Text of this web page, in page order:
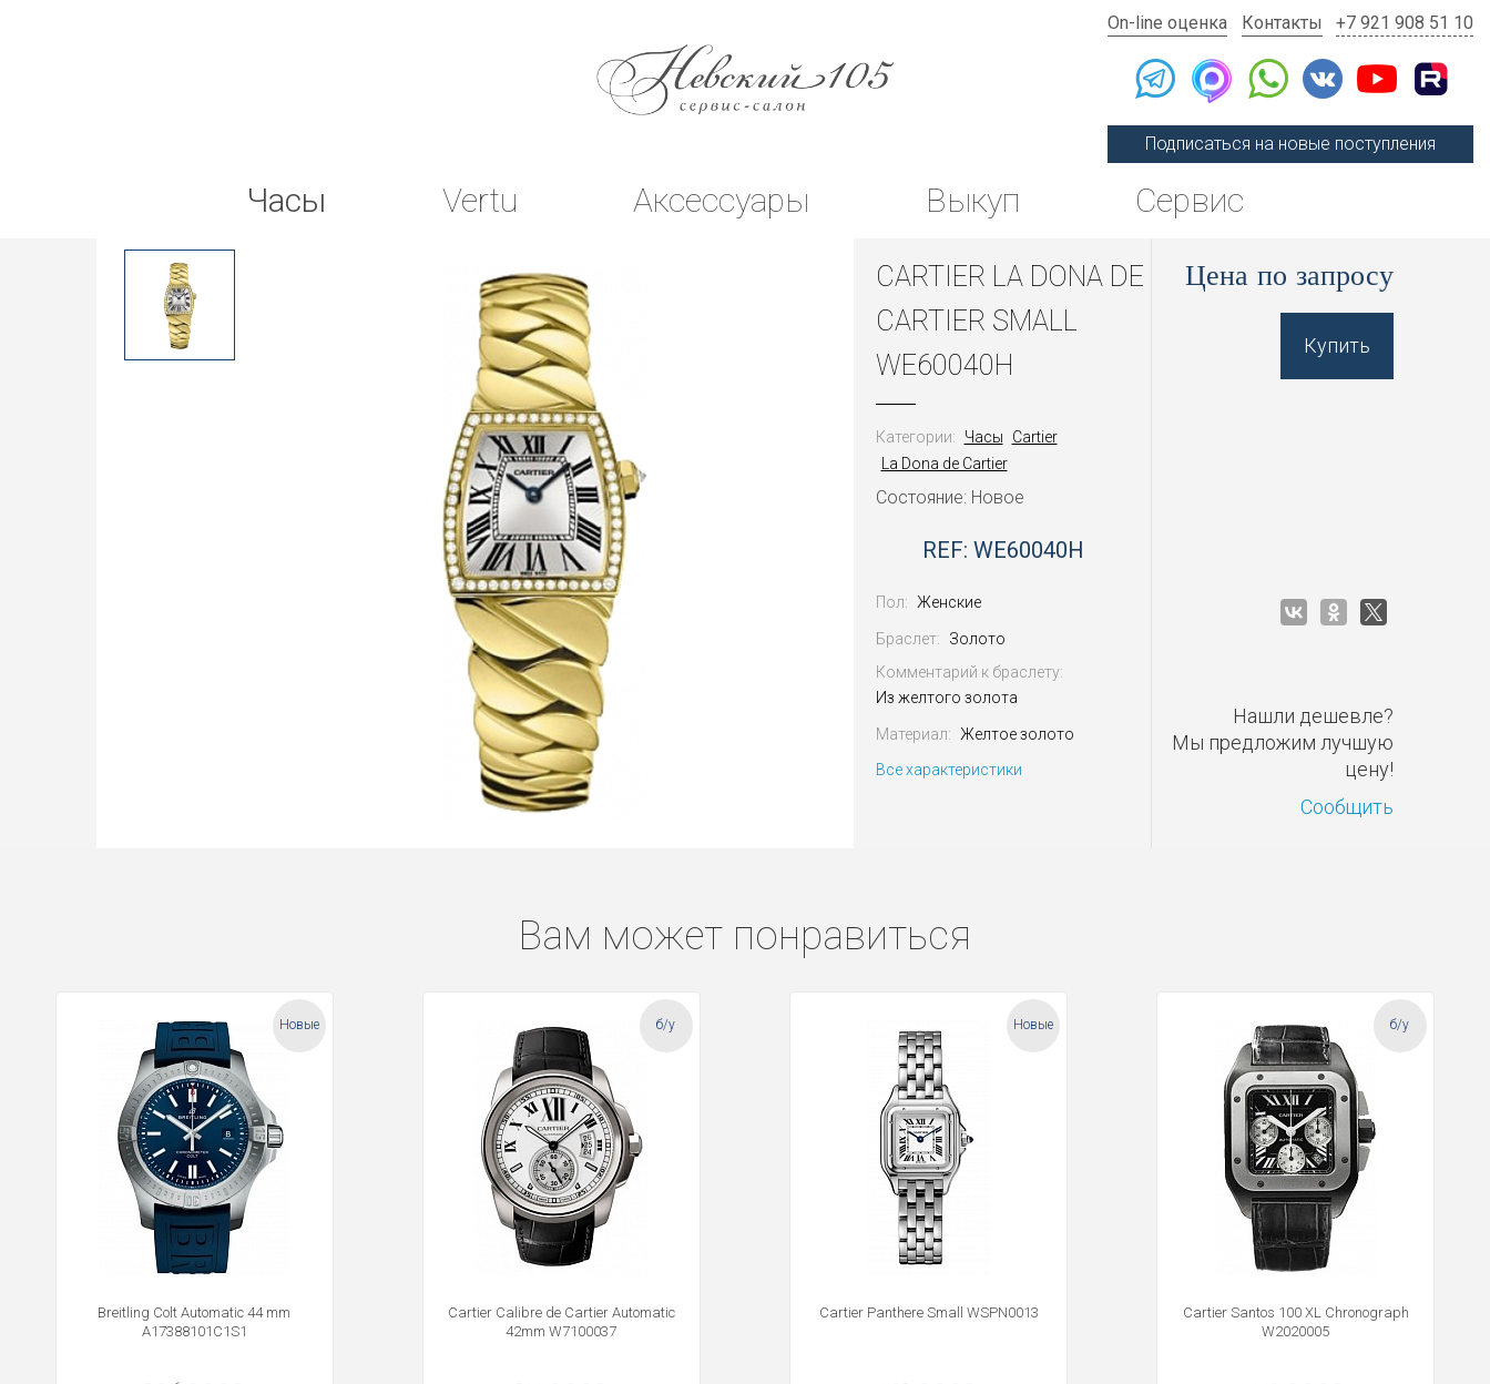
On-line оценка Контакты +7 921 908 51 10
Подписаться на новые поступления
Часы Vertu Аксессуары Выкуп Сервис
CARTIER LA DONA DE
CARTIER SMALL
WE60040H
Категории: Часы
Cartier
La Dona de Cartier
Состояние: Новое
REF: WE60040H
Пол: Женские
Браслет:
Золото
Комментарий к браслету:
Из желтого золота
Материал:
Желтое золото
Все характеристики
Цена по запросу
Купить
Нашли дешевле?
Мы предложим лучшую
цену!
Сообщить
Вам может понравиться
Новые
Breitling Colt Automatic 44 mm
A17388101C1S1
б/у
Cartier Calibre de Cartier Automatic
42mm W7100037
Новые
Cartier Panthere Small WSPN0013
б/у
Cartier Santos 100 XL Chronograph
W2020005